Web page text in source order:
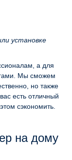
установке
а для
Мы сможем
но также
есть отличный
сэкономить.
на дому